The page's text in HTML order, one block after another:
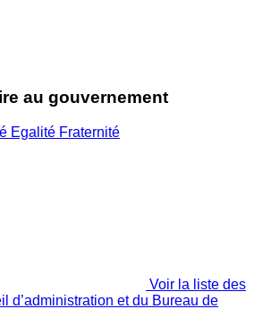
au gouvernement
Voir la liste des
d’administration et du Bureau de